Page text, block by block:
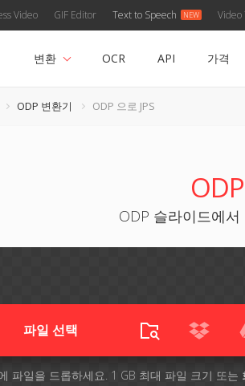
Video GIF Editor Text to Speech Video
변환 OCR API 가격
ODP 변환기 ODP 으로 JPS
ODP 슬라이드에서
파일 선택
파일을 드롭하세요. 1 GB 최대 파일 크기 또는